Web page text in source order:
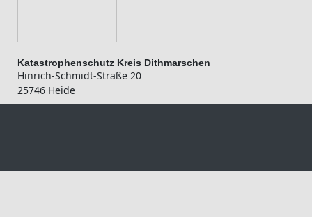
Katastrophenschutz Kreis Dithmarschen
Hinrich-Schmidt-Straße 20
25746 Heide